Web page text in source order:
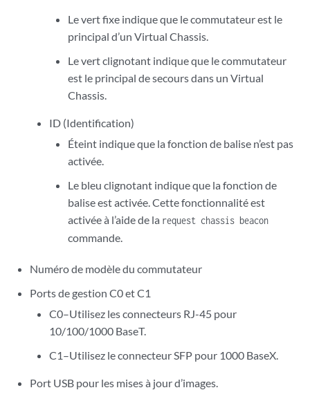
Le vert fixe indique que le commutateur est le
principal d’un Virtual Chassis.
Le vert clignotant indique que le commutateur
est le principal de secours dans un Virtual
Chassis.
ID (Identification)
Éteint indique que la fonction de balise n’est pas
activée.
Le bleu clignotant indique que la fonction de
balise est activée. Cette fonctionnalité est
activée à l’aide de la request chassis beacon
commande.
Numéro de modèle du commutateur
Ports de gestion C0 et C1
C0–Utilisez les connecteurs RJ-45 pour
10/100/1000 BaseT.
C1–Utilisez le connecteur SFP pour 1000 BaseX.
Port USB pour les mises à jour d’images.